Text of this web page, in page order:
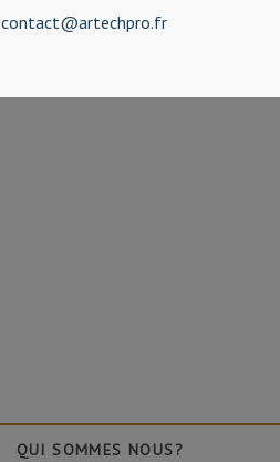
contact@artechpro.fr
QUI SOMMES NOUS?